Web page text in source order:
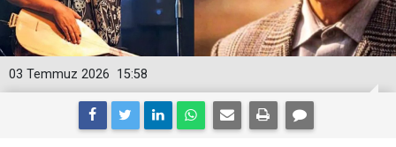
15:58
03 Temmuz 2026